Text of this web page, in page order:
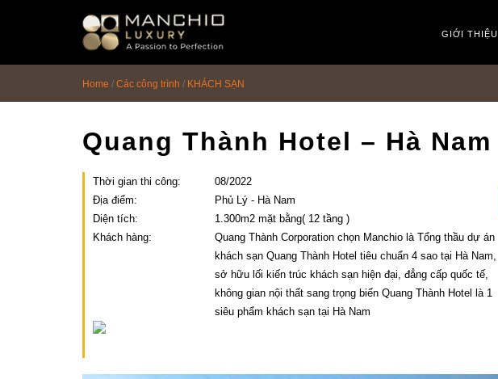
GIỚI THIỆU
Home / Các công trình / KHÁCH SẠN
Quang Thành Hotel – Hà Nam
Thời gian thi công:
08/2022
Địa điểm:
Phủ Lý - Hà Nam
Diện tích:
1.300m2 mặt bằng( 12 tầng )
Khách hàng:
Quang Thành Corporation chọn Manchio là Tổng thầu dự án
khách sạn Quang Thành Hotel tiêu chuẩn 4 sao tại Hà Nam,
sở hữu lối kiến trúc khách sạn hiện đại, đẳng cấp quốc tế,
không gian nội thất sang trọng biến Quang Thành Hotel là 1
siêu phẩm khách sạn tại Hà Nam